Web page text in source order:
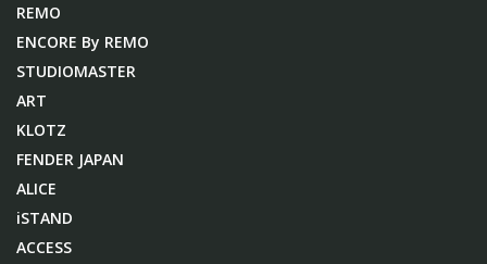
REMO
ENCORE By REMO
STUDIOMASTER
ART
KLOTZ
FENDER JAPAN
ALICE
iSTAND
ACCESS